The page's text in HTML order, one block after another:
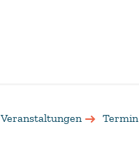
Veranstaltungen Termin